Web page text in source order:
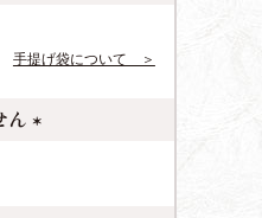
手提げ袋について ＞
ん